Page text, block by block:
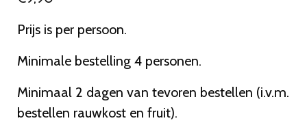
Prijs is per persoon.
Minimale bestelling 4 personen.
Minimaal 2 dagen van tevoren bestellen (i.v.m.
bestellen rauwkost en fruit).